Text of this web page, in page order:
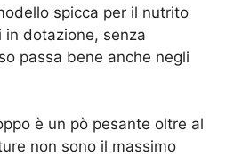
spicca per il nutrito
in dotazione, senza
passa bene anche negli
è un pò pesante oltre al
non sono il massimo